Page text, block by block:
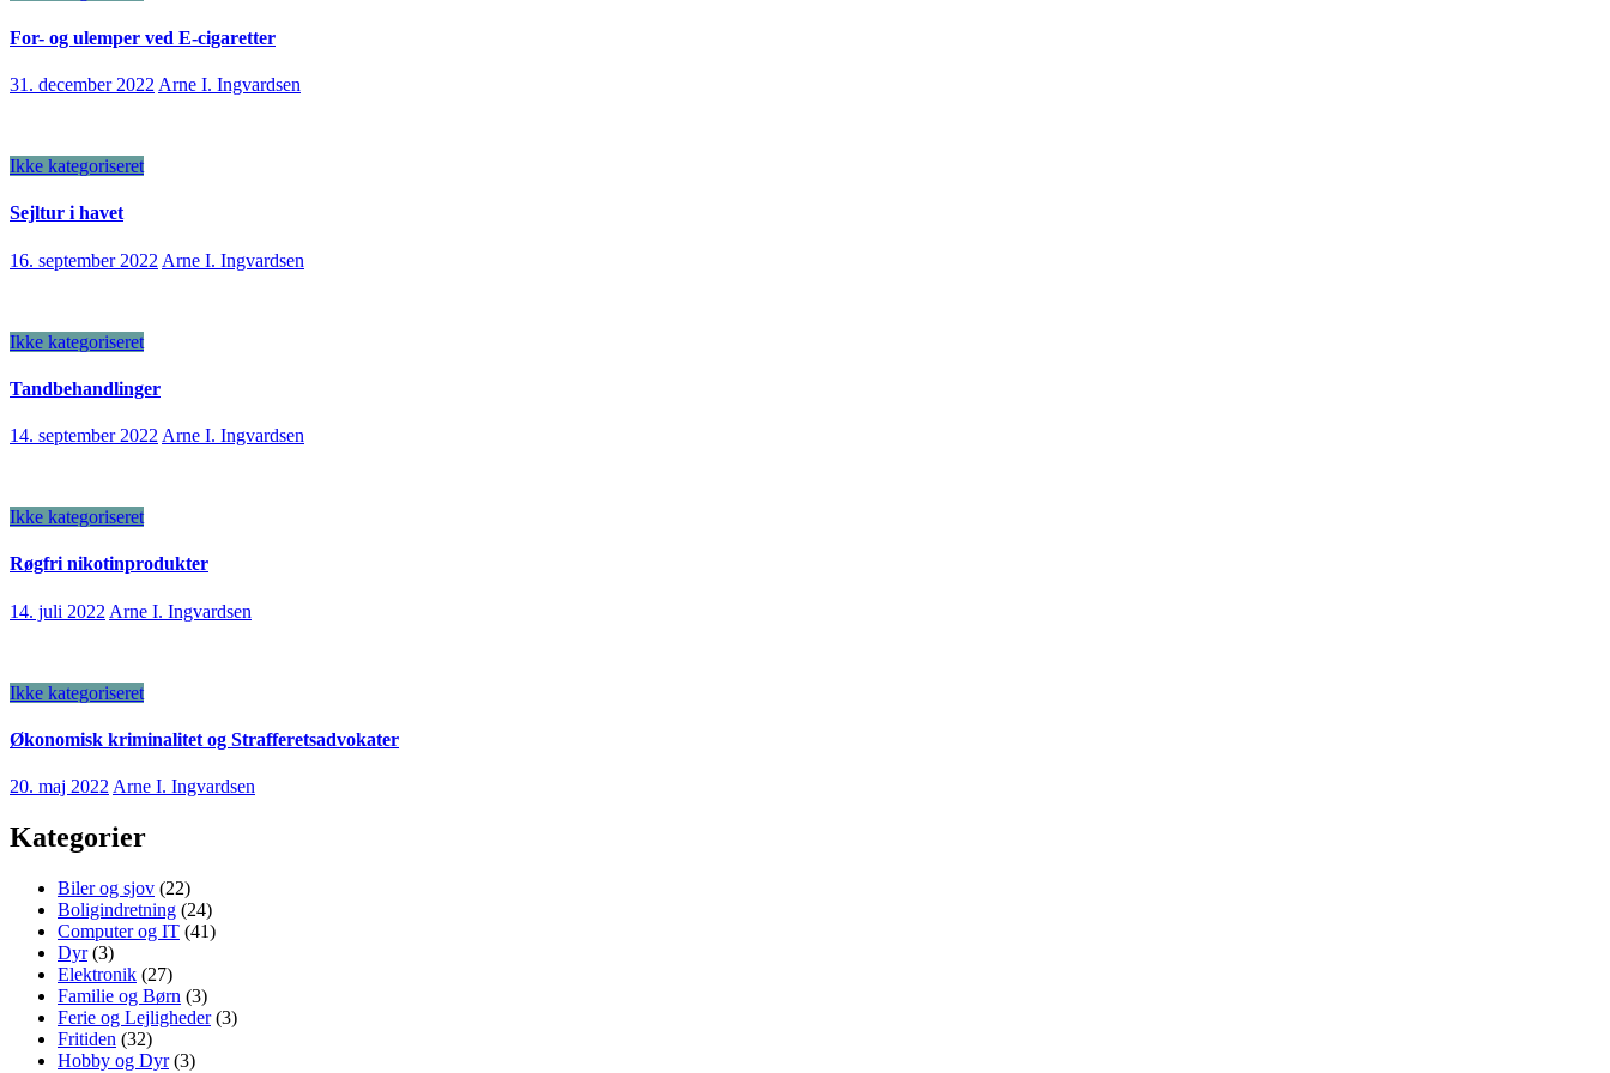
For- og ulemper ved E-cigaretter
31. december 2022 Arne I. Ingvardsen
Ikke kategoriseret
Sejltur i havet
16. september 2022 Arne I. Ingvardsen
Ikke kategoriseret
Tandbehandlinger
14. september 2022 Arne I. Ingvardsen
Ikke kategoriseret
Røgfri nikotinprodukter
14. juli 2022 Arne I. Ingvardsen
Ikke kategoriseret
Økonomisk kriminalitet og Strafferetsadvokater
20. maj 2022 Arne I. Ingvardsen
Kategorier
Biler og sjov (22)
Boligindretning (24)
Computer og IT (41)
Dyr(3)
Elektronik (27)
Familie og Børn (3)
Ferie og Lejligheder(3)
Fritiden (32)
Hobby og Dyr(3)